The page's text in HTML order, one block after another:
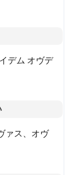
デム オヴデ
ァス、オヴ